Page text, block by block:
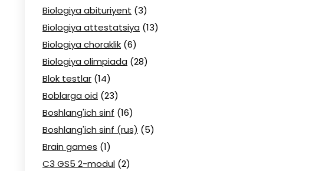
Biologiya abituriyent (3)
Biologiya attestatsiya (13)
Biologiya choraklik (6)
Biologiya olimpiada (28)
Blok testlar (14)
Boblarga oid (23)
Boshlang'ich sinf (16)
Boshlang'ich sinf (rus) (5)
Brain games (1)
C3 GS5 2-modul (2)